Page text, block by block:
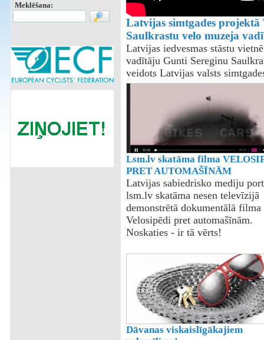
Meklēšana:
Latvijas simtgades
Saulkrastu velo muzeja
Latvijas iedvesmas stāstu
vadītāju Gunti Sereginu
veidots Latvijas valsts
Lsm.lv skatāma filma
PRET AUTOMAŠĪNĀM
Latvijas sabiedrisko mediju
lsm.lv skatāma nesen televīzijā
demonstrētā dokumentālā filma
Velosipēdi pret automašīnām.
Noskaties - ir tā vērts!
Dāvanas viskaislīgākajiem